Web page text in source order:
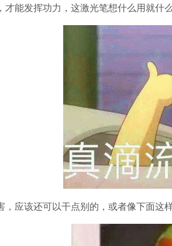
才能发挥功力，这激光笔想什么用就什
，应该还可以干点别的，或者像下面这